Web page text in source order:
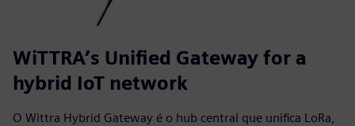
WiTTRA’s Unified Gateway for a
hybrid IoT network
O Wittra Hybrid Gateway é o hub central que unifica LoRa,